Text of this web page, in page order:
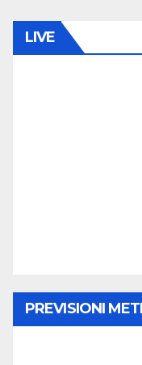
LIVE
PREVISIONI